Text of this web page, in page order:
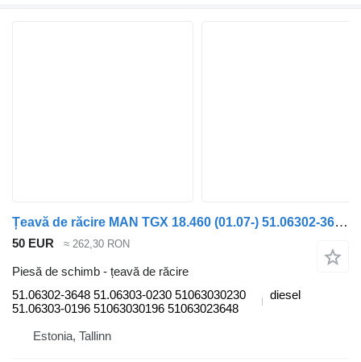
Țeavă de răcire MAN TGX 18.460 (01.07-) 51.06302-3648 pentru cap tractor MAN TGL, TGM, TGS, TGX (2005-2021)
50 EUR ≈ 262,30 RON
Piesă de schimb - țeavă de răcire
51.06302-3648 51.06303-0230 51063030230
51.06303-0196 51063030196 51063023648
diesel
Estonia, Tallinn